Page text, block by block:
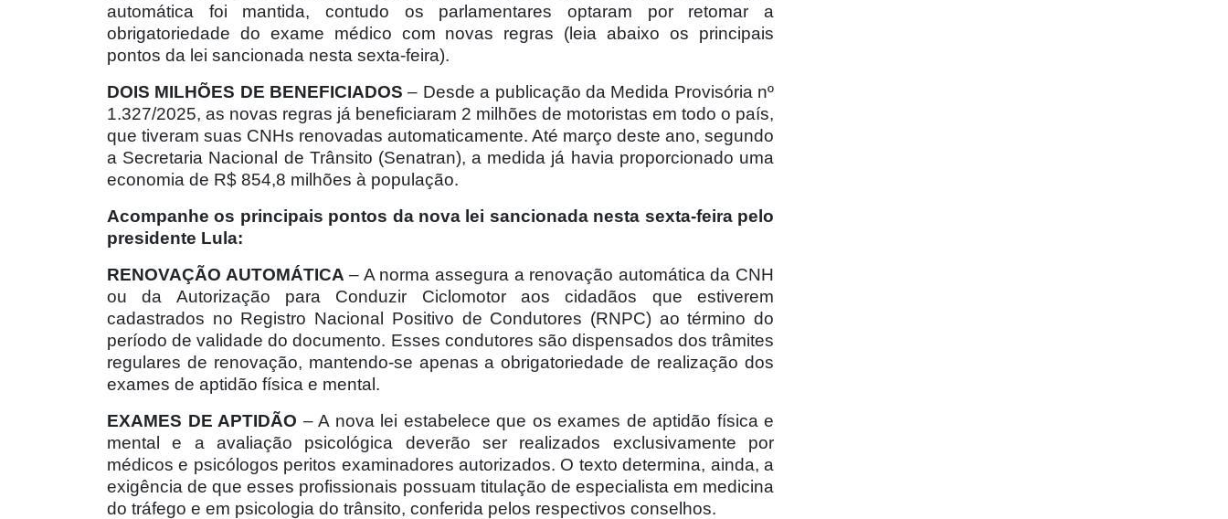
automática foi mantida, contudo os parlamentares optaram por retomar a
obrigatoriedade do exame médico com novas regras (leia abaixo os principais
pontos da lei sancionada nesta sexta-feira).
DOIS MILHÕES DE BENEFICIADOS – Desde a publicação da Medida Provisória nº
1.327/2025, as novas regras já beneficiaram 2 milhões de motoristas em todo o país,
que tiveram suas CNHs renovadas automaticamente. Até março deste ano, segundo
a Secretaria Nacional de Trânsito (Senatran), a medida já havia proporcionado uma
economia de R$ 854,8 milhões à população.
Acompanhe os principais pontos da nova lei sancionada nesta sexta-feira pelo
presidente Lula:
RENOVAÇÃO AUTOMÁTICA – A norma assegura a renovação automática da CNH
ou da Autorização para Conduzir Ciclomotor aos cidadãos que estiverem
cadastrados no Registro Nacional Positivo de Condutores (RNPC) ao término do
período de validade do documento. Esses condutores são dispensados dos trâmites
regulares de renovação, mantendo-se apenas a obrigatoriedade de realização dos
exames de aptidão física e mental.
EXAMES DE APTIDÃO – A nova lei estabelece que os exames de aptidão física e
mental e a avaliação psicológica deverão ser realizados exclusivamente por
médicos e psicólogos peritos examinadores autorizados. O texto determina, ainda, a
exigência de que esses profissionais possuam titulação de especialista em medicina
do tráfego e em psicologia do trânsito, conferida pelos respectivos conselhos.